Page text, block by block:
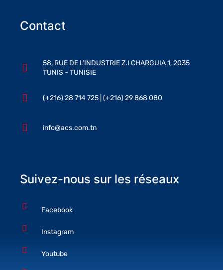
Contact
58, RUE DE L’INDUSTRIE Z.I CHARGUIA 1, 2035
TUNIS - TUNISIE
(+216) 28 714 725 | (+216) 29 868 080
info@acs.com.tn
Suivez-nous sur les réseaux
Facebook
Instagram
Youtube